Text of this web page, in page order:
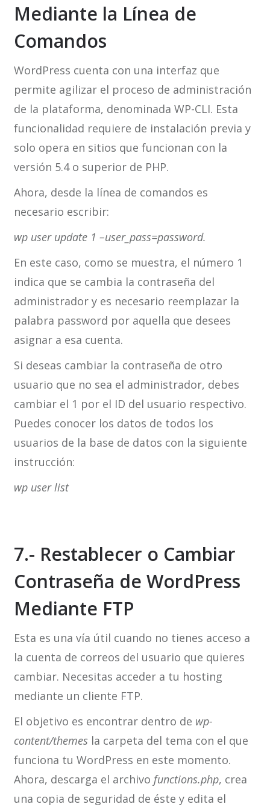
Mediante la Línea de
Comandos
WordPress cuenta con una interfaz que
permite agilizar el proceso de administración
de la plataforma, denominada WP-CLI. Esta
funcionalidad requiere de instalación previa y
solo opera en sitios que funcionan con la
versión 5.4 o superior de PHP.
Ahora, desde la línea de comandos es
necesario escribir:
wp user update 1 –user_pass=password.
En este caso, como se muestra, el número 1
indica que se cambia la contraseña del
administrador y es necesario reemplazar la
palabra password por aquella que desees
asignar a esa cuenta.
Si deseas cambiar la contraseña de otro
usuario que no sea el administrador, debes
cambiar el 1 por el ID del usuario respectivo.
Puedes conocer los datos de todos los
usuarios de la base de datos con la siguiente
instrucción:
wp user list
7.- Restablecer o Cambiar
Contraseña de WordPress
Mediante FTP
Esta es una vía útil cuando no tienes acceso a
la cuenta de correos del usuario que quieres
cambiar. Necesitas acceder a tu hosting
mediante un cliente FTP.
El objetivo es encontrar dentro de wp-
content/themes la carpeta del tema con el que
funciona tu WordPress en este momento.
Ahora, descarga el archivo functions.php, crea
una copia de seguridad de éste y edita el